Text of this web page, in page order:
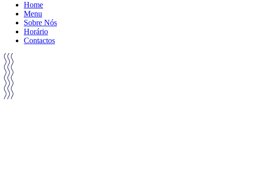
Home
Menu
Sobre Nós
Horário
Contactos